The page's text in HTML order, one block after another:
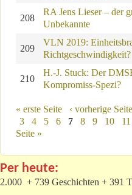
208
RA Jens Lieser – der
Unbekannte
209
VLN 2019:
Richtgeschwindigkeit?
210
H.-J. Stuck: Der
Kompromiss-Spezi?
Seiten
« erste Seite ‹ vorherige Seite
3
4 5 6 7 8 9 10 11
Seite »
Per heute:
2.000 + 739 Geschichten + 391